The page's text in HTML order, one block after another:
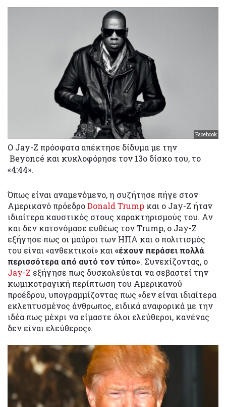
Facebook
Ο Jay-Z πρόσφατα απέκτησε δίδυμα με την
Beyoncé και κυκλοφόρησε τον 13ο δίσκο του, το
«4:44».
Όπως είναι αναμενόμενο, η συζήτησε πήγε στον
Αμερικανό πρόεδροDonald Trump και ο Jay-Z ήταν
ιδιαίτερα καυστικός στους χαρακτηρισμούς του. Αν
και δεν κατονόμασε ευθέως τον Trump, ο Jay-Z
εξήγησε πως οι μαύροι των ΗΠΑ και ο πολιτισμός
του είναι «ανθεκτικοί» και «έχουν περάσει πολλά
περισσότερα από αυτό τον τύπο». Συνεχίζοντας, ο
Jay-Z εξήγησε πως δυσκολεύεται να σεβαστεί την
κωμικοτραγική περίπτωση του Αμερικανού
προέδρου, υπογραμμίζοντας πως «δεν είναι ιδιαίτερα
εκλεπτυσμένος άνθρωπος, ειδικά αναφορικά με την
ιδέα πως μέχρι να είμαστε όλοι ελεύθεροι, κανένας
δεν είναι ελεύθερος».